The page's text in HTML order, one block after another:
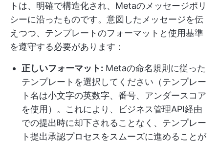
トは、明確で構造化され、Metaのメッセージポリ
シーに沿ったものです。意図したメッセージを伝
えつつ、テンプレートのフォーマットと使用基準
を遵守する必要があります：
正しいフォーマット: Metaの命名規則に従った
テンプレートを選択してください（テンプレー
ト名は小文字の英数字、番号、アンダースコア
を使用）。これにより、ビジネス管理API経由
での提出時に却下されることなく、テンプレー
ト提出承認プロセスをスムーズに進めることが